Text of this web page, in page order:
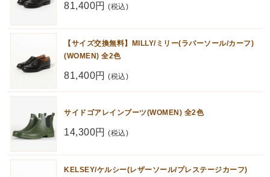
81,400円 (税込)
【サイズ交換無料】MILLY/ミリー(ラバーソール/カーフ)
(WOMEN) 全2色
81,400円 (税込)
サイドゴアレインブーツ(WOMEN) 全2色
14,300円 (税込)
KELSEY/ケルシー(レザーソール/プレステージカーフ)